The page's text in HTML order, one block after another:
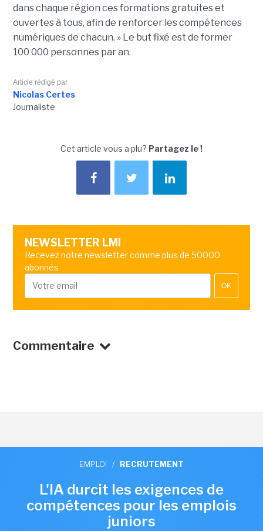
dans chaque région ces formations gratuites et
ouvertes à tous, afin de renforcer les compétences
numériques de chacun. » Le but fixé est de former
100 000 personnes par an.
Article rédigé par
Nicolas Certes
Journaliste
Cet article vous a plu? Partagez le !
NEWSLETTER LMI
Recevez notre newsletter comme plus de 50000
abonnés
OK
Commentaire
EMPLOI / RECRUTEMENT
L'IA durcit les exigences de
compétences pour les emplois
juniors